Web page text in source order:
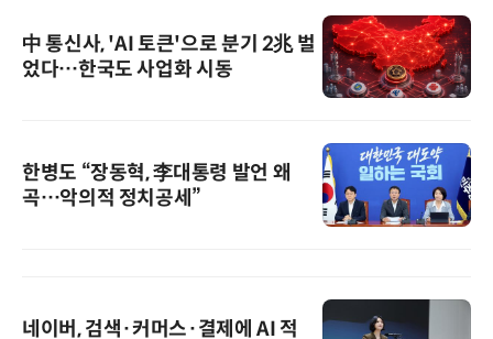
中 통신사, 'AI 토큰'으로 분기 2兆 벌
었다…한국도 사업화 시동
한병도 “장동혁, 李대통령 발언 왜
곡…악의적 정치공세”
네이버, 검색·커머스·결제에 AI 적